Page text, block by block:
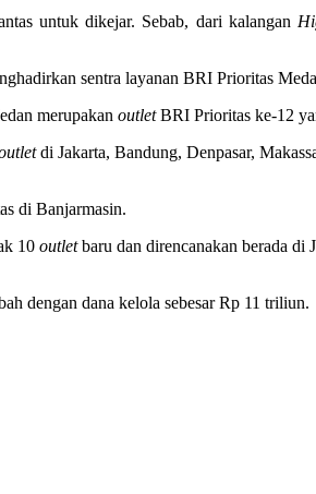
untuk dikejar. Sebab, dari kalangan
sentra layanan BRI Prioritas
merupakan outletBRI Prioritas ke-12
di Jakarta, Bandung, Denpasar,
di Banjarmasin.
10 outletbaru dan direncanakan berada di
dengan dana kelola sebesar Rp 11 triliun.